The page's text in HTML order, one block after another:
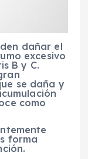
dañar el
excesivo
B y C.
se daña y
como
forma